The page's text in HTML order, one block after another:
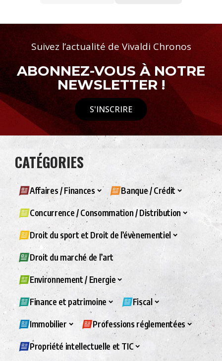
Suivez l’actualité de Vivaldi Chronos
ABONNEZ-VOUS À NOTRE
NEWSLETTER !
S'INSCRIRE
CATÉGORIES
Affaires / Finances Banque / Crédit
Concurrence / Consommation / Distribution
Droit du sport et Droit de l’évènementiel
Droit du marché de l’art
Environnement / Energie
Finance et patrimoine Fiscal
Immobilier Professions réglementées
Propriété intellectuelle et TIC